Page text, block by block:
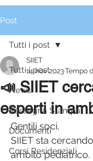
Post
Tutti i post
News
Rassegna Stampa
Documenti
Corsi Residenziali
Tutti i post
📣 SIIET
esperti in
SIIET
14 nov 2023Tempo
Gentili soci,
SIIET sta
ambito pediatrico.